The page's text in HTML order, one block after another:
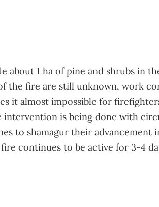
about 1 ha of pine and shrubs in
of the fire are still unknown, work
it almost impossible for
is being done with
to shamagur their advancement
continues to be active for 3-4